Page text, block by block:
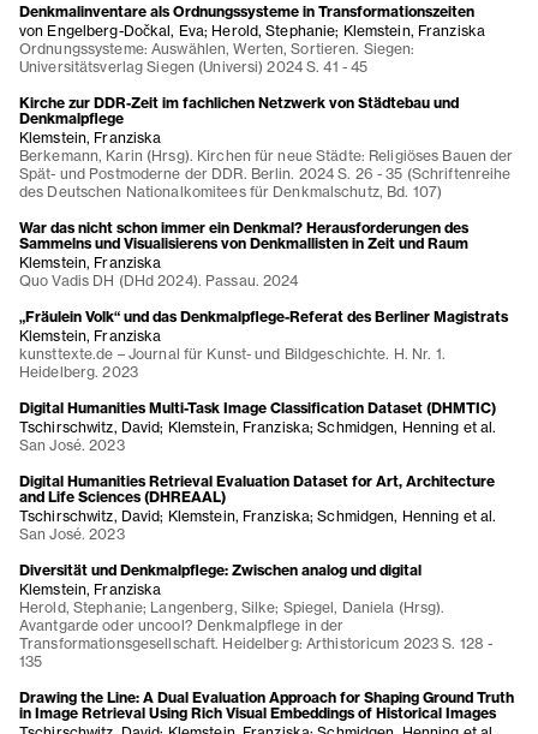
Denkmalinventare als Ordnungssysteme in Transformationszeiten
von Engelberg-Dočkal, Eva; Herold, Stephanie; Klemstein, Franziska
Ordnungssysteme: Auswählen, Werten, Sortieren. Siegen:
Universitätsverlag Siegen (Universi) 2024 S. 41 - 45
Kirche zur DDR-Zeit im fachlichen Netzwerk von Städtebau und
Denkmalpflege
Klemstein, Franziska
Berkemann, Karin (Hrsg). Kirchen für neue Städte: Religiöses Bauen der
Spät- und Postmoderne der DDR. Berlin. 2024 S. 26 - 35 (Schriftenreihe
des Deutschen Nationalkomitees für Denkmalschutz, Bd. 107)
War das nicht schon immer ein Denkmal? Herausforderungen des
Sammelns und Visualisierens von Denkmallisten in Zeit und Raum
Klemstein, Franziska
Quo Vadis DH (DHd 2024). Passau. 2024
„Fräulein Volk“ und das Denkmalpflege-Referat des Berliner Magistrats
Klemstein, Franziska
kunsttexte.de – Journal für Kunst- und Bildgeschichte. H. Nr. 1.
Heidelberg. 2023
Digital Humanities Multi-Task Image Classification Dataset (DHMTIC)
Tschirschwitz, David; Klemstein, Franziska; Schmidgen, Henning et al.
San José. 2023
Digital Humanities Retrieval Evaluation Dataset for Art, Architecture
and Life Sciences (DHREAAL)
Tschirschwitz, David; Klemstein, Franziska; Schmidgen, Henning et al.
San José. 2023
Diversität und Denkmalpflege: Zwischen analog und digital
Klemstein, Franziska
Herold, Stephanie; Langenberg, Silke; Spiegel, Daniela (Hrsg).
Avantgarde oder uncool? Denkmalpflege in der
Transformationsgesellschaft. Heidelberg: Arthistoricum 2023 S. 128 -
135
Drawing the Line: A Dual Evaluation Approach for Shaping Ground Truth
in Image Retrieval Using Rich Visual Embeddings of Historical Images